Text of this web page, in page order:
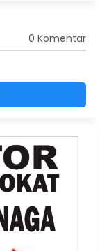
0 Komentar